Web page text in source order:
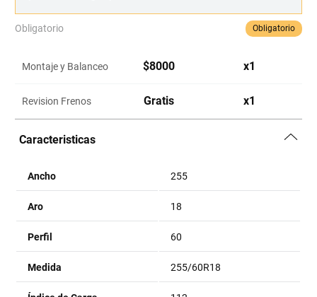
Obligatorio Obligatorio
Montaje y Balanceo $8000 x1
Revision Frenos Gratis x1
Caracteristicas
Ancho 255
Aro 18
Perfil 60
Medida 255/60R18